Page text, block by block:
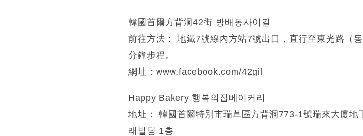
韓國首爾方背洞42街 방배동사이길
前往方法： 地鐵7號線內方站7號出口，直行至東光路（
分鐘步程。
網址：www.facebook.com/42gil
Happy Bakery 행복의집베이커리
地址： 韓國首爾特別市瑞草區方背洞773-1號瑞來大廈
래빌딩 1층